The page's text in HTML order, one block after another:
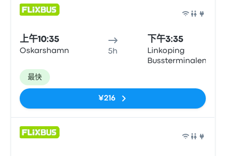
上午10:35
Oskarshamn 5h
下午3:35
Linkoping
Bussterminalen
最快
¥216